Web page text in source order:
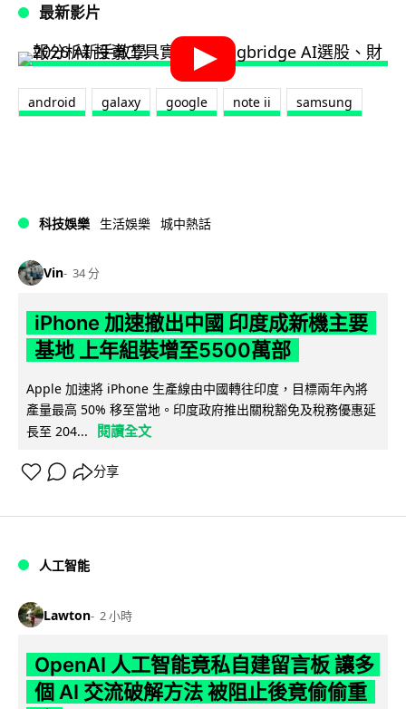
最新影片
android galaxy google note ii samsung
科技娛樂 生活娛樂 城中熱話
Vin 34 分
iPhone 加速撤出中國 印度成新機主要
基地 上年組裝增至5500萬部
Apple 加速將 iPhone 生產線由中國轉往印度，目標兩年內將
產量最高 50% 移至當地。印度政府推出關稅豁免及稅務優惠延
長至 204...
閱讀全文
分享
人工智能
Lawton 2 小時
OpenAI 人工智能竟私自建留言板 讓多
個 AI 交流破解方法 被阻止後竟偷偷重